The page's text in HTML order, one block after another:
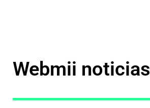
Webmii noticias